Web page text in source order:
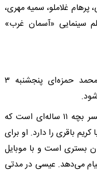
غلاملو، سمیه‌ مهری،
سینمایی «آسمان غرب»
فیلم سینمایی جدید «کاپیتان» به‌ کارگردانی محمد حمزه‌ای پنجشنبه‌ ۳
در خلاصه‌ داستان این فیلم آمده‌است: عیسی پسر بچه‌ ۱۱ ساله‌ای است که‌
باقری را دارد. او برای
بستری است و با موبایل
پیام می‌دهد. عیسی در مدتی